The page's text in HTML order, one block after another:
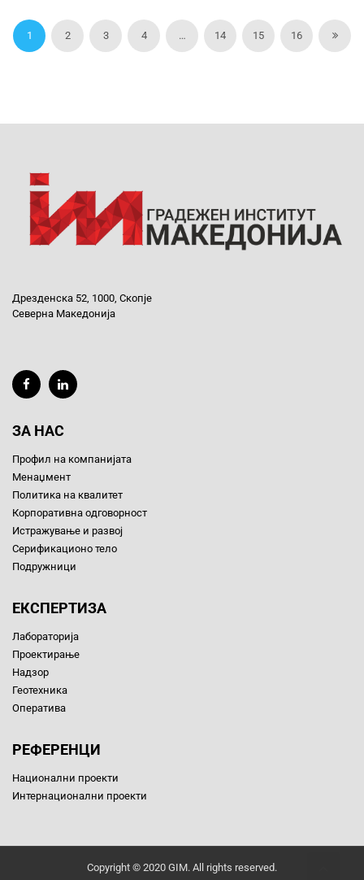
1 2 3 4 … 14 15 16
Дрезденска 52, 1000, Скопје
Северна Македонија
ЗА НАС
Профил на компанијата
Менаџмент
Политика на квалитет
Корпоративна одговорност
Истражување и развој
Серификационо тело
Подружници
ЕКСПЕРТИЗА
Лабораторија
Проектирање
Надзор
Геотехника
Оператива
РЕФЕРЕНЦИ
Национални проекти
Интернационални проекти
Copyright © 2020 GIM. All rights reserved.